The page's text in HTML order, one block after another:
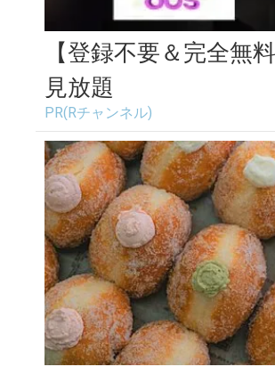
【登録不要＆完全無
見放題
PR(Rチャンネル)